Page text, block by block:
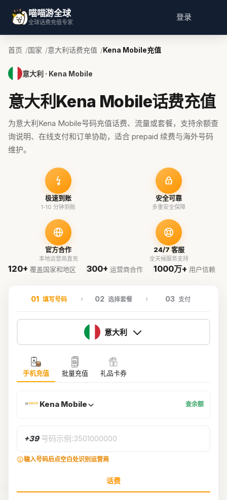
喵喵游全球
全球话费充值专家
登录
首页 国家 意大利话费充值 Kena Mobile充值
意大利 · Kena Mobile
意大利Kena Mobile话费充值
为意大利Kena Mobile号码充值话费、流量或套餐，支持余额查
询说明、在线支付和订单协助，适合 prepaid 续费与海外号码
维护。
极速到账
1-10 分钟到账
安全可靠
多重安全保障
官方合作
本地运营商直充
24/7 客服
全天候服务支持
120+ 覆盖国家和地区 300+ 运营商合作 1000万+ 用户信赖
01 填写号码 02 选择套餐 03 支付
意大利
手机充值 批量充值 礼品卡券
Kena Mobile 查余额
+39 号码示例:3501000000
输入号码后点空白处识别运营商
话费